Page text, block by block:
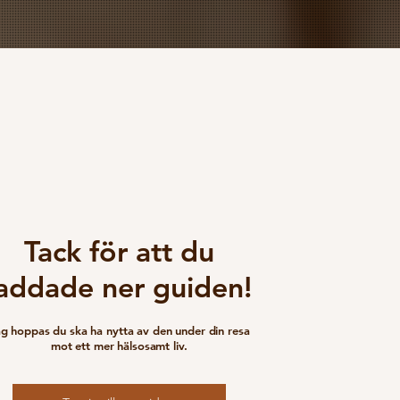
Tack för att du
ner guiden!
hoppas du ska ha nytta av den under din resa
mot ett mer hälsosamt liv.